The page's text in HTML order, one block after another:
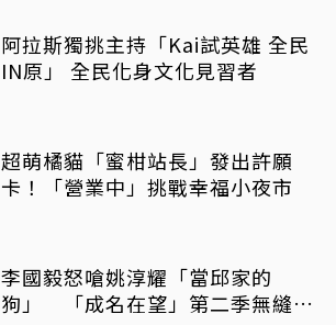
阿拉斯獨挑主持「Kai試英雄 全民
IN原」 全民化身文化見習者
超萌橘貓「蜜柑站長」發出許願
卡！「營業中」挑戰幸福小夜市
李國毅怒嗆姚淳耀「當邱家的
狗」 「成名在望」第二季無縫開